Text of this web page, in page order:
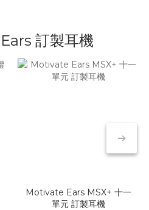
訂製耳機
Motivate Ears MSX+ 十一
單元 訂製耳機